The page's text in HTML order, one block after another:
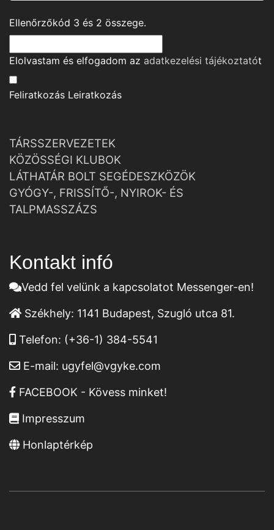
Ellenőrzőkód 3 és 2 összege.
Elolvastam és elfogadom az adatkezelési tájékoztatót
Feliratkozás Leiratkozás
TÁRSSZERVEZETEK
KÖZÖSSÉGI KLUBOK
LÁTHATÁR BOLT SEGÉDESZKÖZÖK
GYÓGY-, FRISSÍTŐ-, NYIROK- ÉS
TALPMASSZÁZS
Kontakt infó
Vedd fel velünk a kapcsolatot Messenger-en!
Székhely: 1141 Budapest, Szugló utca 81.
Telefon: (+36-1) 384-5541
E-mail: ugyfel@vgyke.com
FACEBOOK - Kövess minket!
Impresszum
Honlaptérkép